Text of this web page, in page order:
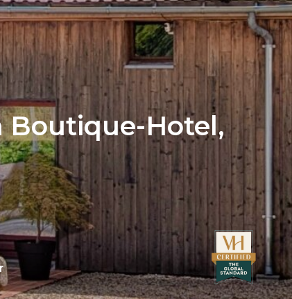
Boutique-Hotel,